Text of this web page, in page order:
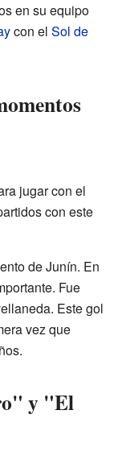
en su equipo
con el Sol de
jugar con el
con este
de Junín. En
Fue
Este gol
vez que
y "El